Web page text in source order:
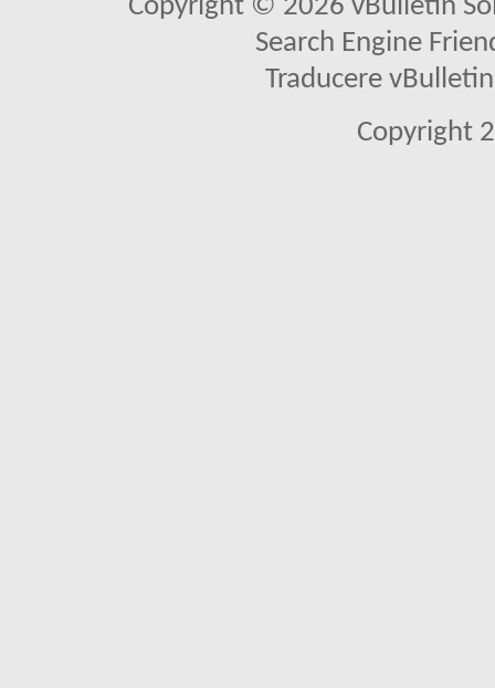
Copyright © 2026 vBulletin
Search Engine
Traducere
Copyright